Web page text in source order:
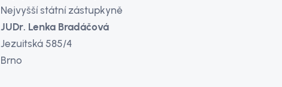
Nejvyšší státní zástupkyně
JUDr. Lenka Bradáčová
Jezuitská
Brno